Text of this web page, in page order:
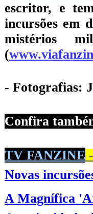
escritor, e
incursões em
mistérios
(
- Fotografias:
Confira
TV FANZINE -
Novas
A Magnífica